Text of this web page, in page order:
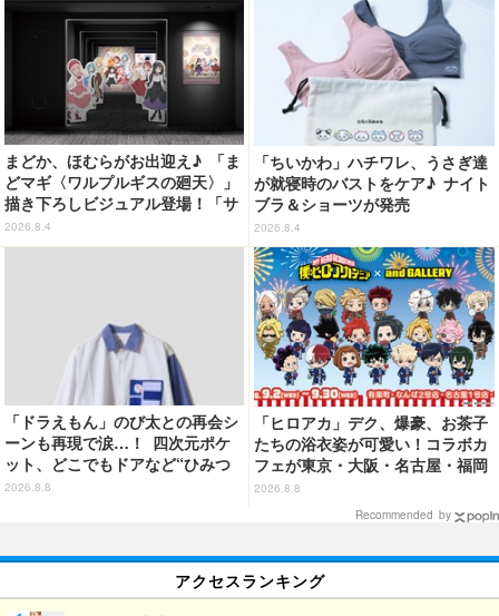
まどか、ほむらがお出迎え♪ 「ま
どマギ〈ワルプルギスの廻天〉」
描き下ろしビジュアル登場！「サ
ンシャインシティプリンスホテ
ル」コラボ開催
2026.8.4
「ちいかわ」ハチワレ、うさぎ達
が就寝時のバストをケア♪ ナイト
ブラ＆ショーツが発売
2026.8.4
「ドラえもん」のび太との再会シ
ーンも再現で涙…！ 四次元ポケ
ット、どこでもドアなど“ひみつ
道具”も登場 「グラニフ」コラボ
2026.8.8
「ヒロアカ」デク、爆豪、お茶子
たちの浴衣姿が可愛い！コラボカ
フェが東京・大阪・名古屋・福岡
で開催
2026.8.8
Recommended by
アクセスランキング